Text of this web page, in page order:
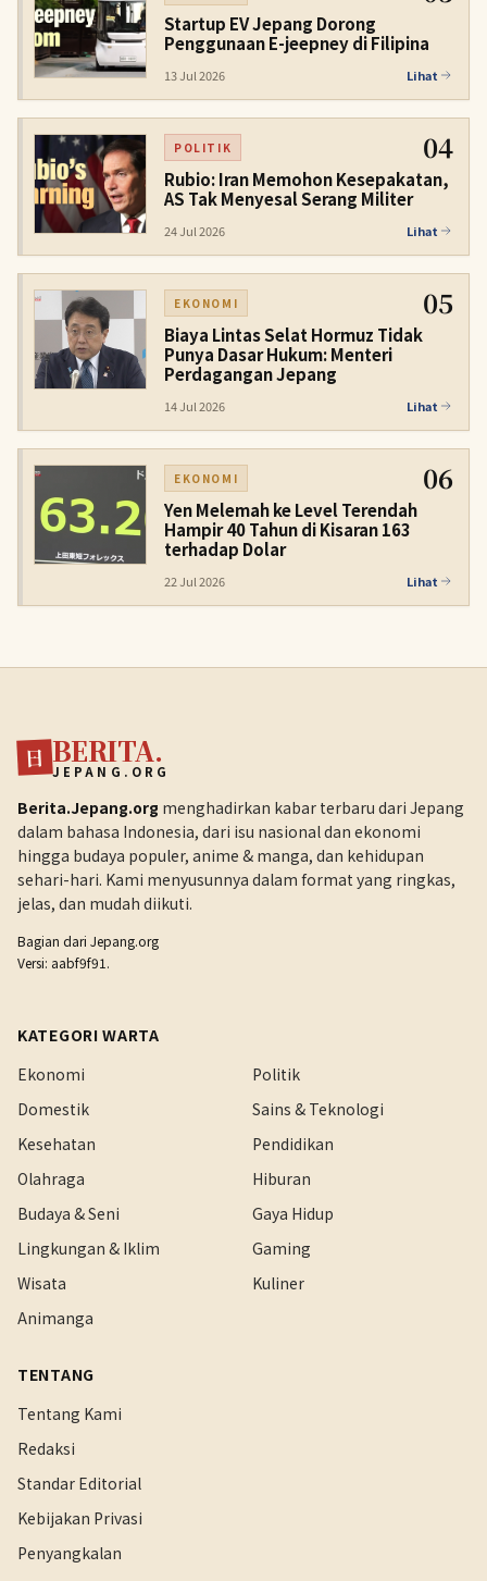
Startup EV Jepang Dorong
Penggunaan E-jeepney di Filipina
13 Jul 2026 Lihat
POLITIK 04
Rubio: Iran Memohon Kesepakatan,
AS Tak Menyesal Serang Militer
24 Jul 2026 Lihat
EKONOMI 05
Biaya Lintas Selat Hormuz Tidak
Punya Dasar Hukum: Menteri
Perdagangan Jepang
14 Jul 2026 Lihat
EKONOMI 06
Yen Melemah ke Level Terendah
Hampir 40 Tahun di Kisaran 163
terhadap Dolar
22 Jul 2026 Lihat
日 BERITA.
JEPANG.ORG
Berita.Jepang.org menghadirkan kabar terbaru dari Jepang
dalam bahasa Indonesia, dari isu nasional dan ekonomi
hingga budaya populer, anime & manga, dan kehidupan
sehari-hari. Kami menyusunnya dalam format yang ringkas,
jelas, dan mudah diikuti.
Bagian dari Jepang.org
Versi: aabf9f91.
KATEGORI WARTA
Ekonomi
Politik
Domestik
Sains & Teknologi
Kesehatan
Pendidikan
Olahraga
Hiburan
Budaya & Seni
Gaya Hidup
Lingkungan & Iklim
Gaming
Wisata
Kuliner
Animanga
TENTANG
Tentang Kami
Redaksi
Standar Editorial
Kebijakan Privasi
Penyangkalan